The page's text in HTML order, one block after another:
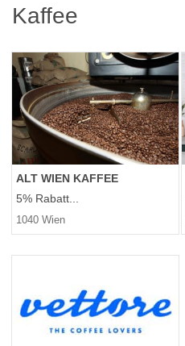
Kaffee
ALT WIEN KAFFEE
5% Rabatt...
1040 Wien